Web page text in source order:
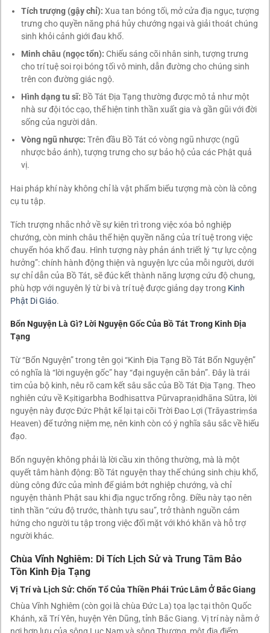
Tích trượng (gậy chỉ): Xua tan bóng tối, mở cửa địa ngục, tượng
trưng cho quyền năng phá hủy chướng ngại và giải thoát chúng
sinh khỏi cảnh giới đau khổ.
Minh châu (ngọc tổn): Chiếu sáng cõi nhân sinh, tượng trưng
cho trí tuệ soi rọi bóng tối vô minh, dẫn đường cho chúng sinh
trên con đường giác ngộ.
Hình dạng tu sĩ: Bồ Tát Địa Tạng thường được mô tả như một
nhà sư đội tóc cạo, thể hiện tinh thần xuất gia và gần gũi với đời
sống của người dân.
Vòng ngũ nhược: Trên đầu Bồ Tát có vòng ngũ nhược (ngũ
nhược bảo ánh), tượng trưng cho sự bảo hộ của các Phật quả
vị.
Hai pháp khí này không chỉ là vật phẩm biểu tượng mà còn là công
cụ tu tập.
Tích trượng nhắc nhở về sự kiên trì trong việc xóa bỏ nghiệp
chướng, còn minh châu thể hiện quyền năng của trí tuệ trong việc
chuyển hóa khổ đau. Hình tượng này phản ánh triết lý “tự lực cộng
hưởng”: chính hành động thiện và nguyện lực của mỗi người, dưới
sự chỉ dẫn của Bồ Tát, sẽ đúc kết thành năng lượng cứu độ chung,
phù hợp với nguyên lý từ bi và trí tuệ được giảng dạy trong Kinh
Phật Di Giáo.
Bổn Nguyện Là Gì? Lời Nguyện Gốc Của Bồ Tát Trong Kinh Địa
Tạng
Từ “Bổn Nguyện” trong tên gọi “Kinh Địa Tạng Bồ Tát Bổn Nguyện”
có nghĩa là “lời nguyện gốc” hay “đại nguyện căn bản”. Đây là trái
tim của bộ kinh, nêu rõ cam kết sâu sắc của Bồ Tát Địa Tạng. Theo
nghiên cứu về Kṣitigarbha Bodhisattva Pūrvapraṇidhāna Sūtra, lời
nguyện này được Đức Phật kể lại tại cõi Trời Đao Lợi (Trāyastriṃśa
Heaven) để tưởng niệm mẹ, nên kinh còn có ý nghĩa sâu sắc về hiếu
đạo.
Bổn nguyện không phải là lời cầu xin thông thường, mà là một
quyết tâm hành động: Bồ Tát nguyện thay thế chúng sinh chịu khổ,
dùng công đức của mình để giảm bớt nghiệp chướng, và chỉ
nguyện thành Phật sau khi địa ngục trống rỗng. Điều này tạo nên
tinh thần “cứu độ trước, thành tựu sau”, trở thành nguồn cảm
hứng cho người tu tập trong việc đối mặt với khó khăn và hỗ trợ
người khác.
Chùa Vĩnh Nghiêm: Di Tích Lịch Sử và Trung Tâm Bảo
Tồn Kinh Địa Tạng
Vị Trí và Lịch Sử: Chốn Tổ Của Thiền Phái Trúc Lâm Ở Bắc Giang
Chùa Vĩnh Nghiêm (còn gọi là chùa Đức La) tọa lạc tại thôn Quốc
Khánh, xã Trí Yên, huyện Yên Dũng, tỉnh Bắc Giang. Vị trí này nằm ở